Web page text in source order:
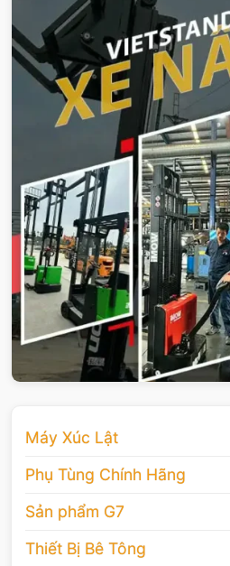
Xe-nang
Máy Xúc Lật
Phụ Tùng Chính Hãng
Sản phẩm G7
Thiết Bị Bê Tông